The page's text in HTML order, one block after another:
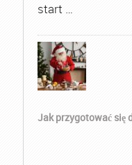
start …
Jak przygotować się